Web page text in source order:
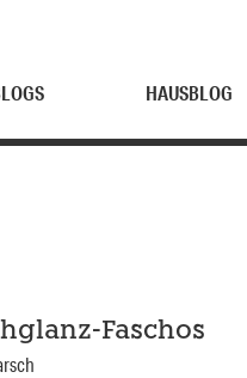
HAUSBLOG
Faschos